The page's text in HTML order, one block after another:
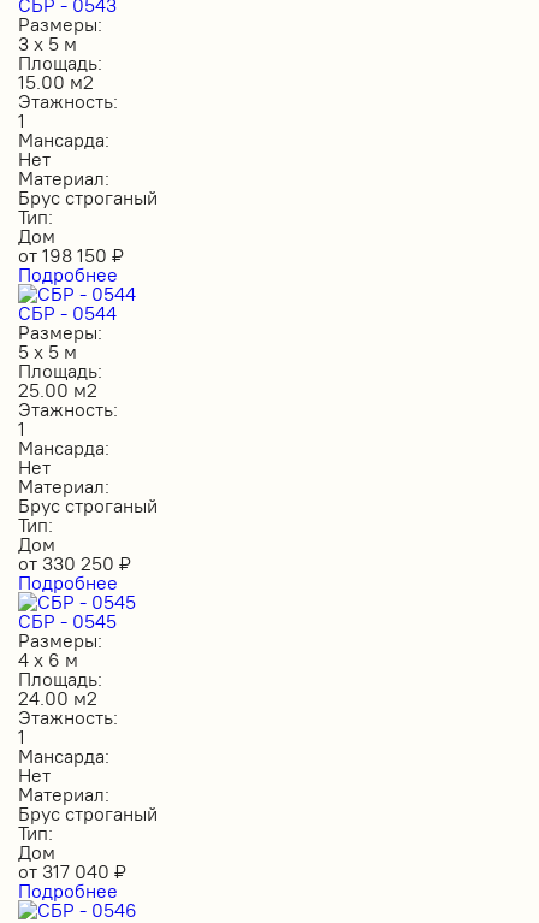
Размеры:
3 х 5 м
Площадь:
15.00 м2
Этажность:
1
Мансарда:
Нет
Материал:
Брус строганый
Тип:
Дом
от 198 150 ₽
Подробнее
СБР - 0544
Размеры:
5 х 5 м
Площадь:
25.00 м2
Этажность:
1
Мансарда:
Нет
Материал:
Брус строганый
Тип:
Дом
от 330 250 ₽
Подробнее
СБР - 0545
Размеры:
4 х 6 м
Площадь:
24.00 м2
Этажность:
1
Мансарда:
Нет
Материал:
Брус строганый
Тип:
Дом
от 317 040 ₽
Подробнее